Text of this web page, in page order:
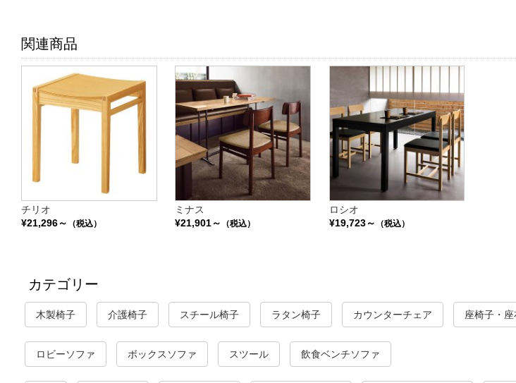
関連商品
チリオ
¥21,296～
（税込）
ミナス
¥21,901～
（税込）
ロシオ
¥19,723～
（税込）
カテゴリー
木製椅子 介護椅子 スチール椅子 ラタン椅子 カウンターチェア 座椅子・座
ロビーソファ ボックスソファ スツール 飲食ベンチソファ